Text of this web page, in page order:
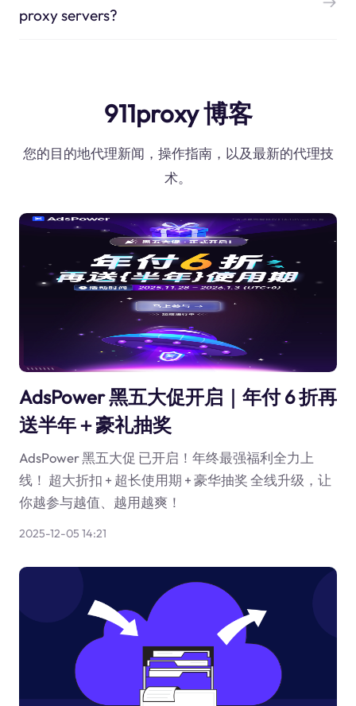
proxy servers?
911proxy 博客
您的目的地代理新闻，操作指南，以及最新的代理技
术。
AdsPower 黑五大促开启｜年付 6 折再
送半年＋豪礼抽奖
AdsPower 黑五大促 已开启！年终最强福利全力上
线！ 超大折扣 + 超长使用期 + 豪华抽奖 全线升级，让
你越参与越值、越用越爽！
2025-12-05 14:21